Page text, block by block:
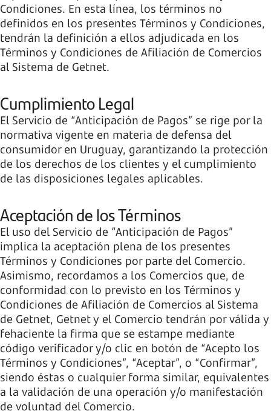
Condiciones. En esta línea, los términos no
definidos en los presentes Términos y Condiciones,
tendrán la definición a ellos adjudicada en los
Términos y Condiciones de Afiliación de Comercios
al Sistema de Getnet.
Cumplimiento Legal
El Servicio de “Anticipación de Pagos” se rige por la
normativa vigente en materia de defensa del
consumidor en Uruguay, garantizando la protección
de los derechos de los clientes y el cumplimiento
de las disposiciones legales aplicables.
Aceptación de los Términos
El uso del Servicio de “Anticipación de Pagos”
implica la aceptación plena de los presentes
Términos y Condiciones por parte del Comercio.
Asimismo, recordamos a los Comercios que, de
conformidad con lo previsto en los Términos y
Condiciones de Afiliación de Comercios al Sistema
de Getnet, Getnet y el Comercio tendrán por válida y
fehaciente la firma que se estampe mediante
código verificador y/o clic en botón de “Acepto los
Términos y Condiciones”, “Aceptar”, o “Confirmar”,
siendo éstas o cualquier forma similar, equivalentes
a la validación de una operación y/o manifestación
de voluntad del Comercio.